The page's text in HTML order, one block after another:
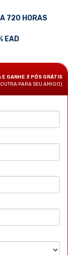
720 HORAS
EAD
E GANHE 3 PÓS GRÁTIS
PARA SEU AMIGO)